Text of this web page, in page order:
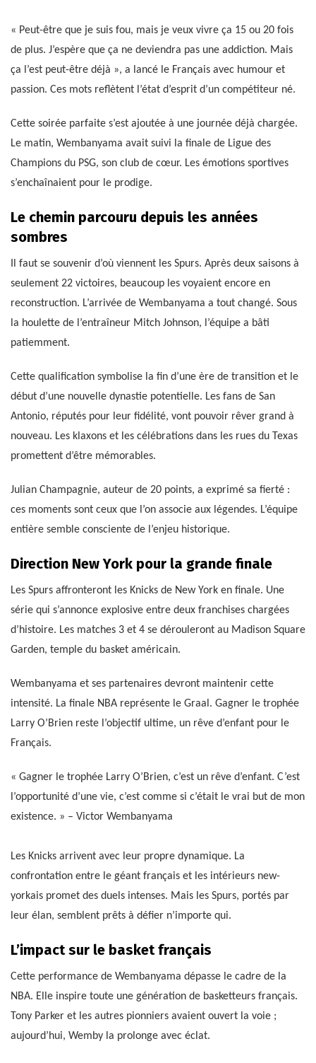
« Peut-être que je suis fou, mais je veux vivre ça 15 ou 20 fois
de plus. J’espère que ça ne deviendra pas une addiction. Mais
ça l’est peut-être déjà », a lancé le Français avec humour et
passion. Ces mots reflètent l’état d’esprit d’un compétiteur né.
Cette soirée parfaite s’est ajoutée à une journée déjà chargée.
Le matin, Wembanyama avait suivi la finale de Ligue des
Champions du PSG, son club de cœur. Les émotions sportives
s’enchaînaient pour le prodige.
Le chemin parcouru depuis les années
sombres
Il faut se souvenir d’où viennent les Spurs. Après deux saisons à
seulement 22 victoires, beaucoup les voyaient encore en
reconstruction. L’arrivée de Wembanyama a tout changé. Sous
la houlette de l’entraîneur Mitch Johnson, l’équipe a bâti
patiemment.
Cette qualification symbolise la fin d’une ère de transition et le
début d’une nouvelle dynastie potentielle. Les fans de San
Antonio, réputés pour leur fidélité, vont pouvoir rêver grand à
nouveau. Les klaxons et les célébrations dans les rues du Texas
promettent d’être mémorables.
Julian Champagnie, auteur de 20 points, a exprimé sa fierté :
ces moments sont ceux que l’on associe aux légendes. L’équipe
entière semble consciente de l’enjeu historique.
Direction New York pour la grande finale
Les Spurs affronteront les Knicks de New York en finale. Une
série qui s’annonce explosive entre deux franchises chargées
d’histoire. Les matches 3 et 4 se dérouleront au Madison Square
Garden, temple du basket américain.
Wembanyama et ses partenaires devront maintenir cette
intensité. La finale NBA représente le Graal. Gagner le trophée
Larry O’Brien reste l’objectif ultime, un rêve d’enfant pour le
Français.
« Gagner le trophée Larry O’Brien, c’est un rêve d’enfant. C’est
l’opportunité d’une vie, c’est comme si c’était le vrai but de mon
existence. » – Victor Wembanyama
Les Knicks arrivent avec leur propre dynamique. La
confrontation entre le géant français et les intérieurs new-
yorkais promet des duels intenses. Mais les Spurs, portés par
leur élan, semblent prêts à défier n’importe qui.
L’impact sur le basket français
Cette performance de Wembanyama dépasse le cadre de la
NBA. Elle inspire toute une génération de basketteurs français.
Tony Parker et les autres pionniers avaient ouvert la voie ;
aujourd’hui, Wemby la prolonge avec éclat.